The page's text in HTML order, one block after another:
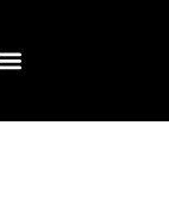
Bullet
LIU